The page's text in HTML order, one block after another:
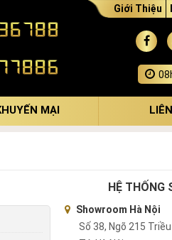
Giới Thiệu
MẠI
HỆ THỐNG
Showroom Hà Nội
Số 38, Ngõ 215